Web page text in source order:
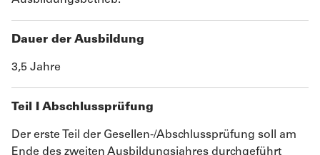
Dauer der Ausbildung
3,5 Jahre
Teil I Abschlussprüfung
Der erste Teil der Gesellen-/Abschlussprüfung soll am
Ende des zweiten Ausbildungsjahres durchgeführt